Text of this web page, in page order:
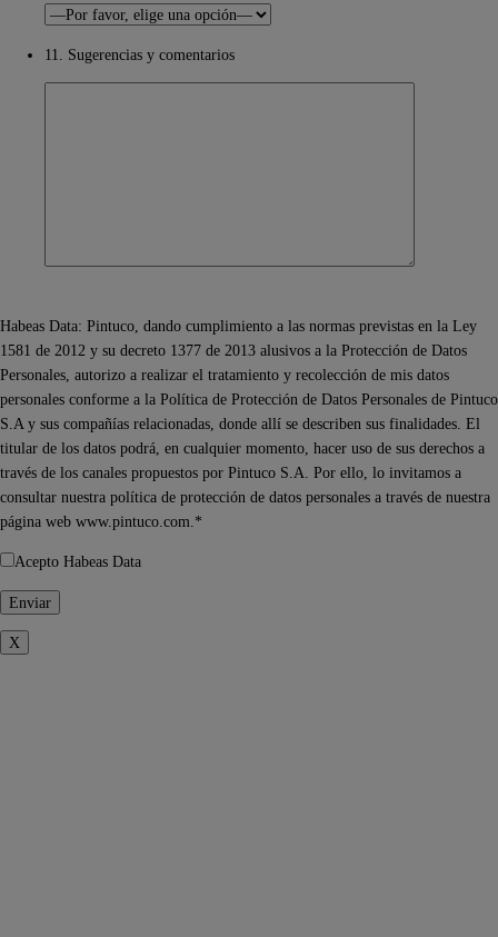
11. Sugerencias y comentarios
Habeas Data: Pintuco, dando cumplimiento a las normas previstas en la Ley
1581 de 2012 y su decreto 1377 de 2013 alusivos a la Protección de Datos
Personales, autorizo a realizar el tratamiento y recolección de mis datos
personales conforme a la Política de Protección de Datos Personales de Pintuco
S.A y sus compañías relacionadas, donde allí se describen sus finalidades. El
titular de los datos podrá, en cualquier momento, hacer uso de sus derechos a
través de los canales propuestos por Pintuco S.A. Por ello, lo invitamos a
consultar nuestra política de protección de datos personales a través de nuestra
página web www.pintuco.com.*
Acepto Habeas Data
X